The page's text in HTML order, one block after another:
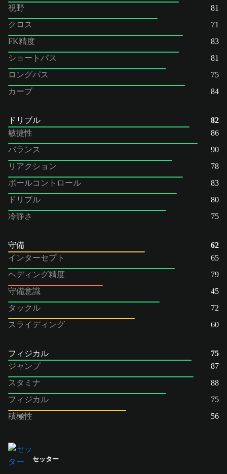
視野
81
クロス
71
FK精度
83
ショートパス
81
ロングパス
75
カーブ
84
ドリブル
82
敏捷性
86
バランス
90
リアクション
78
ボールコントロール
83
ドリブル
80
冷静さ
75
守備
62
インターセプト
65
ヘディング精度
79
守備意識
45
タックル
72
スライディング
60
フィジカル
75
ジャンプ
87
スタミナ
88
フィジカル
75
積極性
56
セッター